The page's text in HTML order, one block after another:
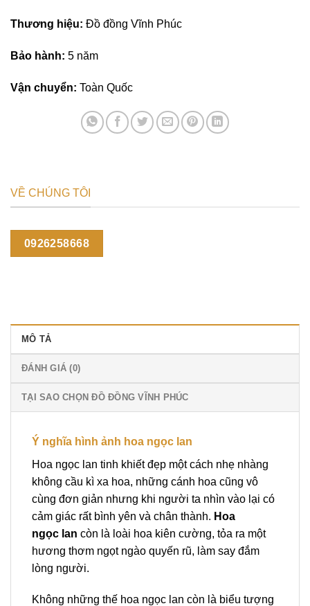
Thương hiệu: Đồ đồng Vĩnh Phúc
Bảo hành: 5 năm
Vận chuyển: Toàn Quốc
VỀ CHÚNG TÔI
0926258668
MÔ TẢ
ĐÁNH GIÁ (0)
TẠI SAO CHỌN ĐỒ ĐỒNG VĨNH PHÚC
Ý nghĩa hình ảnh hoa ngọc lan
Hoa ngọc lan tinh khiết đẹp một cách nhẹ nhàng
không cầu kì xa hoa, những cánh hoa cũng vô
cùng đơn giản nhưng khi người ta nhìn vào lại có
cảm giác rất bình yên và chân thành. Hoa
ngọc lan còn là loài hoa kiên cường, tỏa ra một
hương thơm ngọt ngào quyến rũ, làm say đắm
lòng người.
Không những thế hoa ngọc lan còn là biểu tượng